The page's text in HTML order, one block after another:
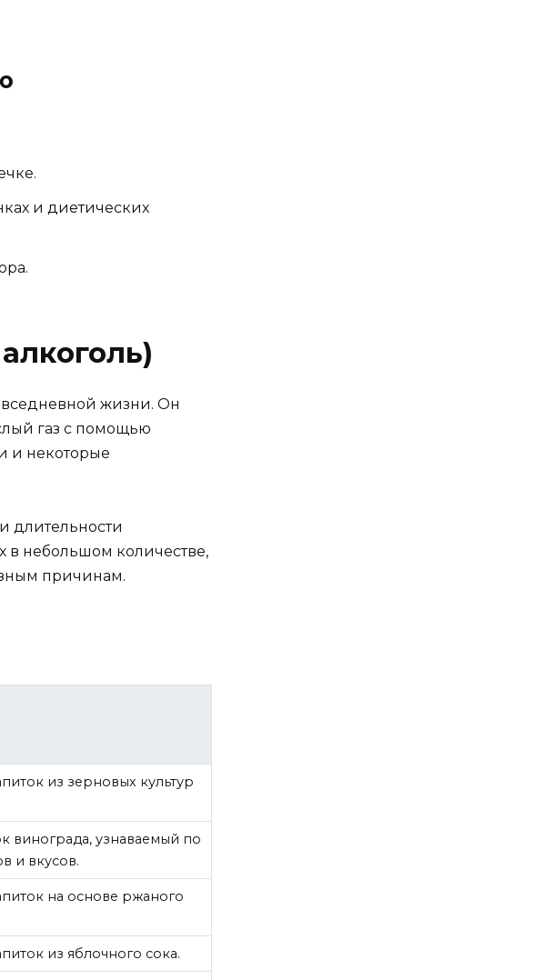
и диетических
жизни. Он
газ с помощью
и некоторые
длительности
в небольшом количестве,
причинам.
из зерновых культур
винограда, узнаваемый по
и вкусов.
на основе ржаного
из яблочного сока.